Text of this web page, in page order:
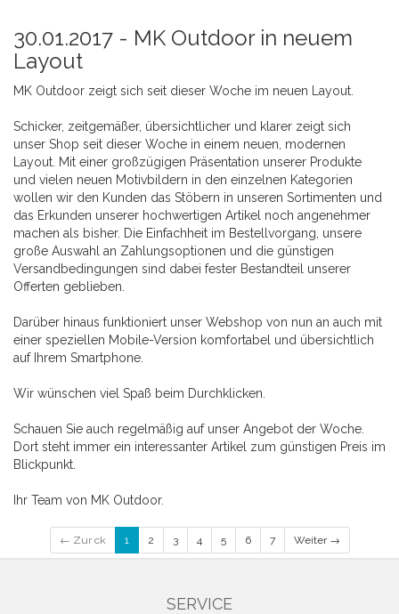
30.01.2017 - MK Outdoor in neuem
Layout
MK Outdoor zeigt sich seit dieser Woche im neuen Layout.
Schicker, zeitgemäßer, übersichtlicher und klarer zeigt sich
unser Shop seit dieser Woche in einem neuen, modernen
Layout. Mit einer großzügigen Präsentation unserer Produkte
und vielen neuen Motivbildern in den einzelnen Kategorien
wollen wir den Kunden das Stöbern in unseren Sortimenten und
das Erkunden unserer hochwertigen Artikel noch angenehmer
machen als bisher. Die Einfachheit im Bestellvorgang, unsere
große Auswahl an Zahlungsoptionen und die günstigen
Versandbedingungen sind dabei fester Bestandteil unserer
Offerten geblieben.
Darüber hinaus funktioniert unser Webshop von nun an auch mit
einer speziellen Mobile-Version komfortabel und übersichtlich
auf Ihrem Smartphone.
Wir wünschen viel Spaß beim Durchklicken.
Schauen Sie auch regelmäßig auf unser Angebot der Woche.
Dort steht immer ein interessanter Artikel zum günstigen Preis im
Blickpunkt.
Ihr Team von MK Outdoor.
← Zur ck 1 2 3 4 5 6 7 Weiter →
SERVICE